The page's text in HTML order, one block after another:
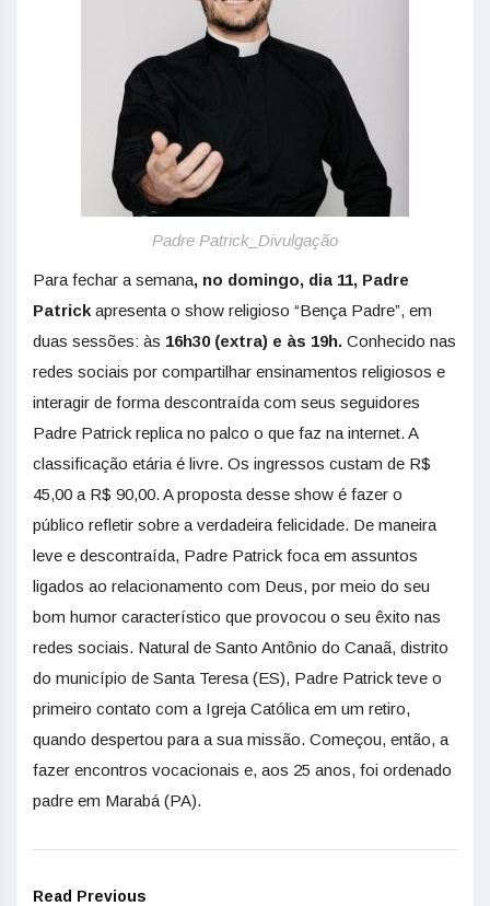
Padre Patrick_Divulgação
Para fechar a semana, no domingo, dia 11, Padre
Patrick apresenta o show religioso “Bença Padre”, em
duas sessões: às 16h30 (extra) e às 19h. Conhecido nas
redes sociais por compartilhar ensinamentos religiosos e
interagir de forma descontraída com seus seguidores
Padre Patrick replica no palco o que faz na internet. A
classificação etária é livre. Os ingressos custam de R$
45,00 a R$ 90,00. A proposta desse show é fazer o
público refletir sobre a verdadeira felicidade. De maneira
leve e descontraída, Padre Patrick foca em assuntos
ligados ao relacionamento com Deus, por meio do seu
bom humor característico que provocou o seu êxito nas
redes sociais. Natural de Santo Antônio do Canaã, distrito
do município de Santa Teresa (ES), Padre Patrick teve o
primeiro contato com a Igreja Católica em um retiro,
quando despertou para a sua missão. Começou, então, a
fazer encontros vocacionais e, aos 25 anos, foi ordenado
padre em Marabá (PA).
Read Previous